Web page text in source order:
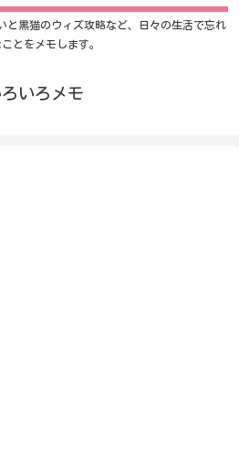
と黒猫のウィズ攻略など、日々の生活で忘れ
とをメモします。
ろいろメモ